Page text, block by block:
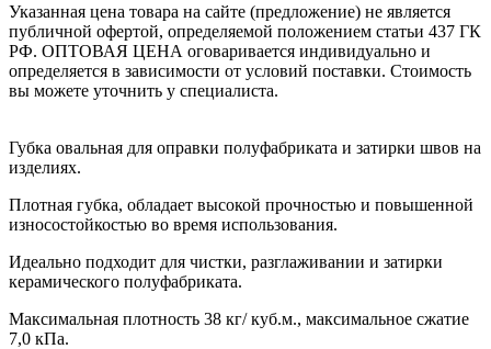
Указанная цена товара на сайте (предложение) не является
публичной офертой, определяемой положением статьи 437 ГК
РФ. ОПТОВАЯ ЦЕНА оговаривается индивидуально и
определяется в зависимости от условий поставки. Стоимость
вы можете уточнить у специалиста.
Губка овальная для оправки полуфабриката и затирки швов на
изделиях.
Плотная губка, обладает высокой прочностью и повышенной
износостойкостью во время использования.
Идеально подходит для чистки, разглаживании и затирки
керамического полуфабриката.
Максимальная плотность 38 кг/ куб.м., максимальное сжатие
7,0 кПа.